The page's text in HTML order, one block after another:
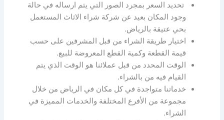
تحديد السعر بمجرد الصور التي يتم ارساله في حالة
وجود المكان بعيد عن شركة شراء الاثاث المستعمل
بحي عتيقة بالرياض.
اختيار طريقة الشراء من قبل المشرفين على حسب
قيمة القطعة وكمية القطع المعروضة للبيع.
الوقت المحدد من قبل عملائنا هو الوقت الذي يتم
القيام فيه من بالشراء.
خدماتنا متواجدة في كل مكان في الرياض من خلال
مجموعة من الأفرع المختلفة والخدمات المميزة في
الشراء.